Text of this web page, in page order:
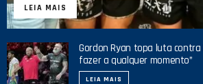
LEIA MAIS
Gordon Ryan topa luta contra
fazer a qualquer momento”
LEIA MAIS